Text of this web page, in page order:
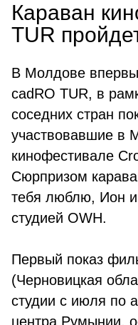
Караван
TUR
В Молдове
cadRO TUR, в
соседних стран
участвовавшие в
кинофестивале
Сюрпризом
тебя люблю, Ион и
студией OWH.
Первый показ
(Черновицкая
студии с июля по
центра Румынии,